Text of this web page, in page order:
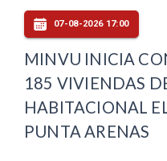
07-08-2026 17:00
MINVU INICIA
185 VIVIENDAS
HABITACIONAL
PUNTA ARENAS